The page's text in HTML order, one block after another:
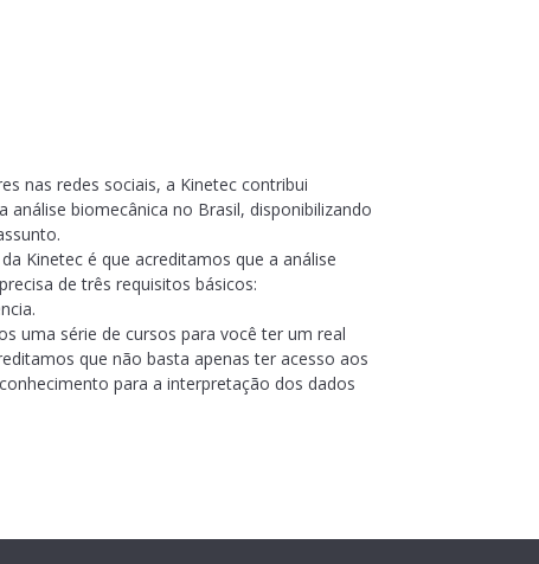
nas redes sociais, a Kinetec contribui
análise biomecânica no Brasil, disponibilizando
Kinetec é que acreditamos que a análise
de três requisitos básicos:
uma série de cursos para você ter um real
que não basta apenas ter acesso aos
para a interpretação dos dados